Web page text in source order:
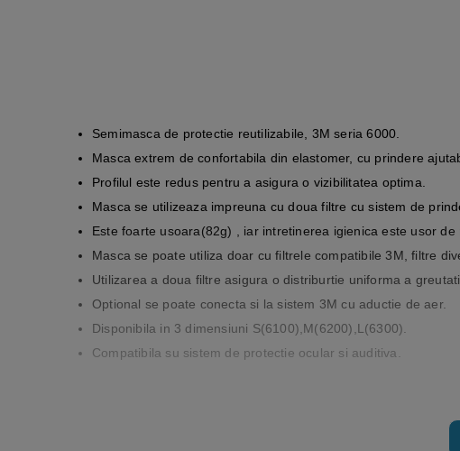
Semimasca de protectie reutilizabile, 3M seria 6000.
Masca extrem de confortabila din elastomer, cu prindere
Profilul este redus pentru a asigura o vizibilitatea optima.
Masca se utilizeaza impreuna cu doua filtre cu sistem de
Este foarte usoara(82g) , iar intretinerea igienica este usor de
Masca se poate utiliza doar cu filtrele compatibile 3M, filtre
Utilizarea a doua filtre asigura o distriburtie uniforma a
Optional se poate conecta si la sistem 3M cu aductie de aer.
Disponibila in 3 dimensiuni S(6100),M(6200),L(6300).
Compatibila su sistem de protectie ocular si auditiva.